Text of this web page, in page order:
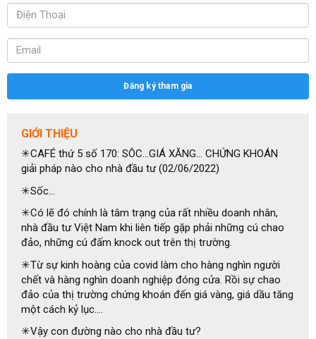
Đăng ký tham gia
GIỚI THIỆU
✳CAFÉ thứ 5 số 170: SÔC…GIÁ XĂNG… CHỨNG KHOÁN
giải pháp nào cho nhà đầu tư (02/06/2022)
✳Sốc…
✳Có lẽ đó chính là tâm trạng của rất nhiều doanh nhân,
nhà đầu tư Việt Nam khi liên tiếp gặp phải những cú chao
đảo, những cú đấm knock out trên thị trường.
✳Từ sự kinh hoàng của covid làm cho hàng nghìn người
chết và hàng nghìn doanh nghiệp đóng cửa. Rồi sự chao
đảo của thị trường chứng khoán đến giá vàng, giá dầu tăng
một cách kỷ lục….
✳Vậy con đường nào cho nhà đầu tư?